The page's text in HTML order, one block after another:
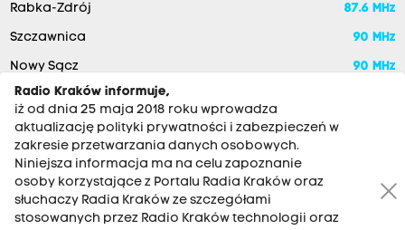
Rabka-Zdrój 87.6 MHz
Szczawnica 90 MHz
Nowy Sącz 90 MHz
Radio Kraków informuje,
iż od dnia 25 maja 2018 roku wprowadza
aktualizację polityki prywatności i zabezpieczeń w
zakresie przetwarzania danych osobowych.
Niniejsza informacja ma na celu zapoznanie
osoby korzystające z Portalu Radia Kraków oraz
słuchaczy Radia Kraków ze szczegółami
stosowanych przez Radio Kraków technologii oraz